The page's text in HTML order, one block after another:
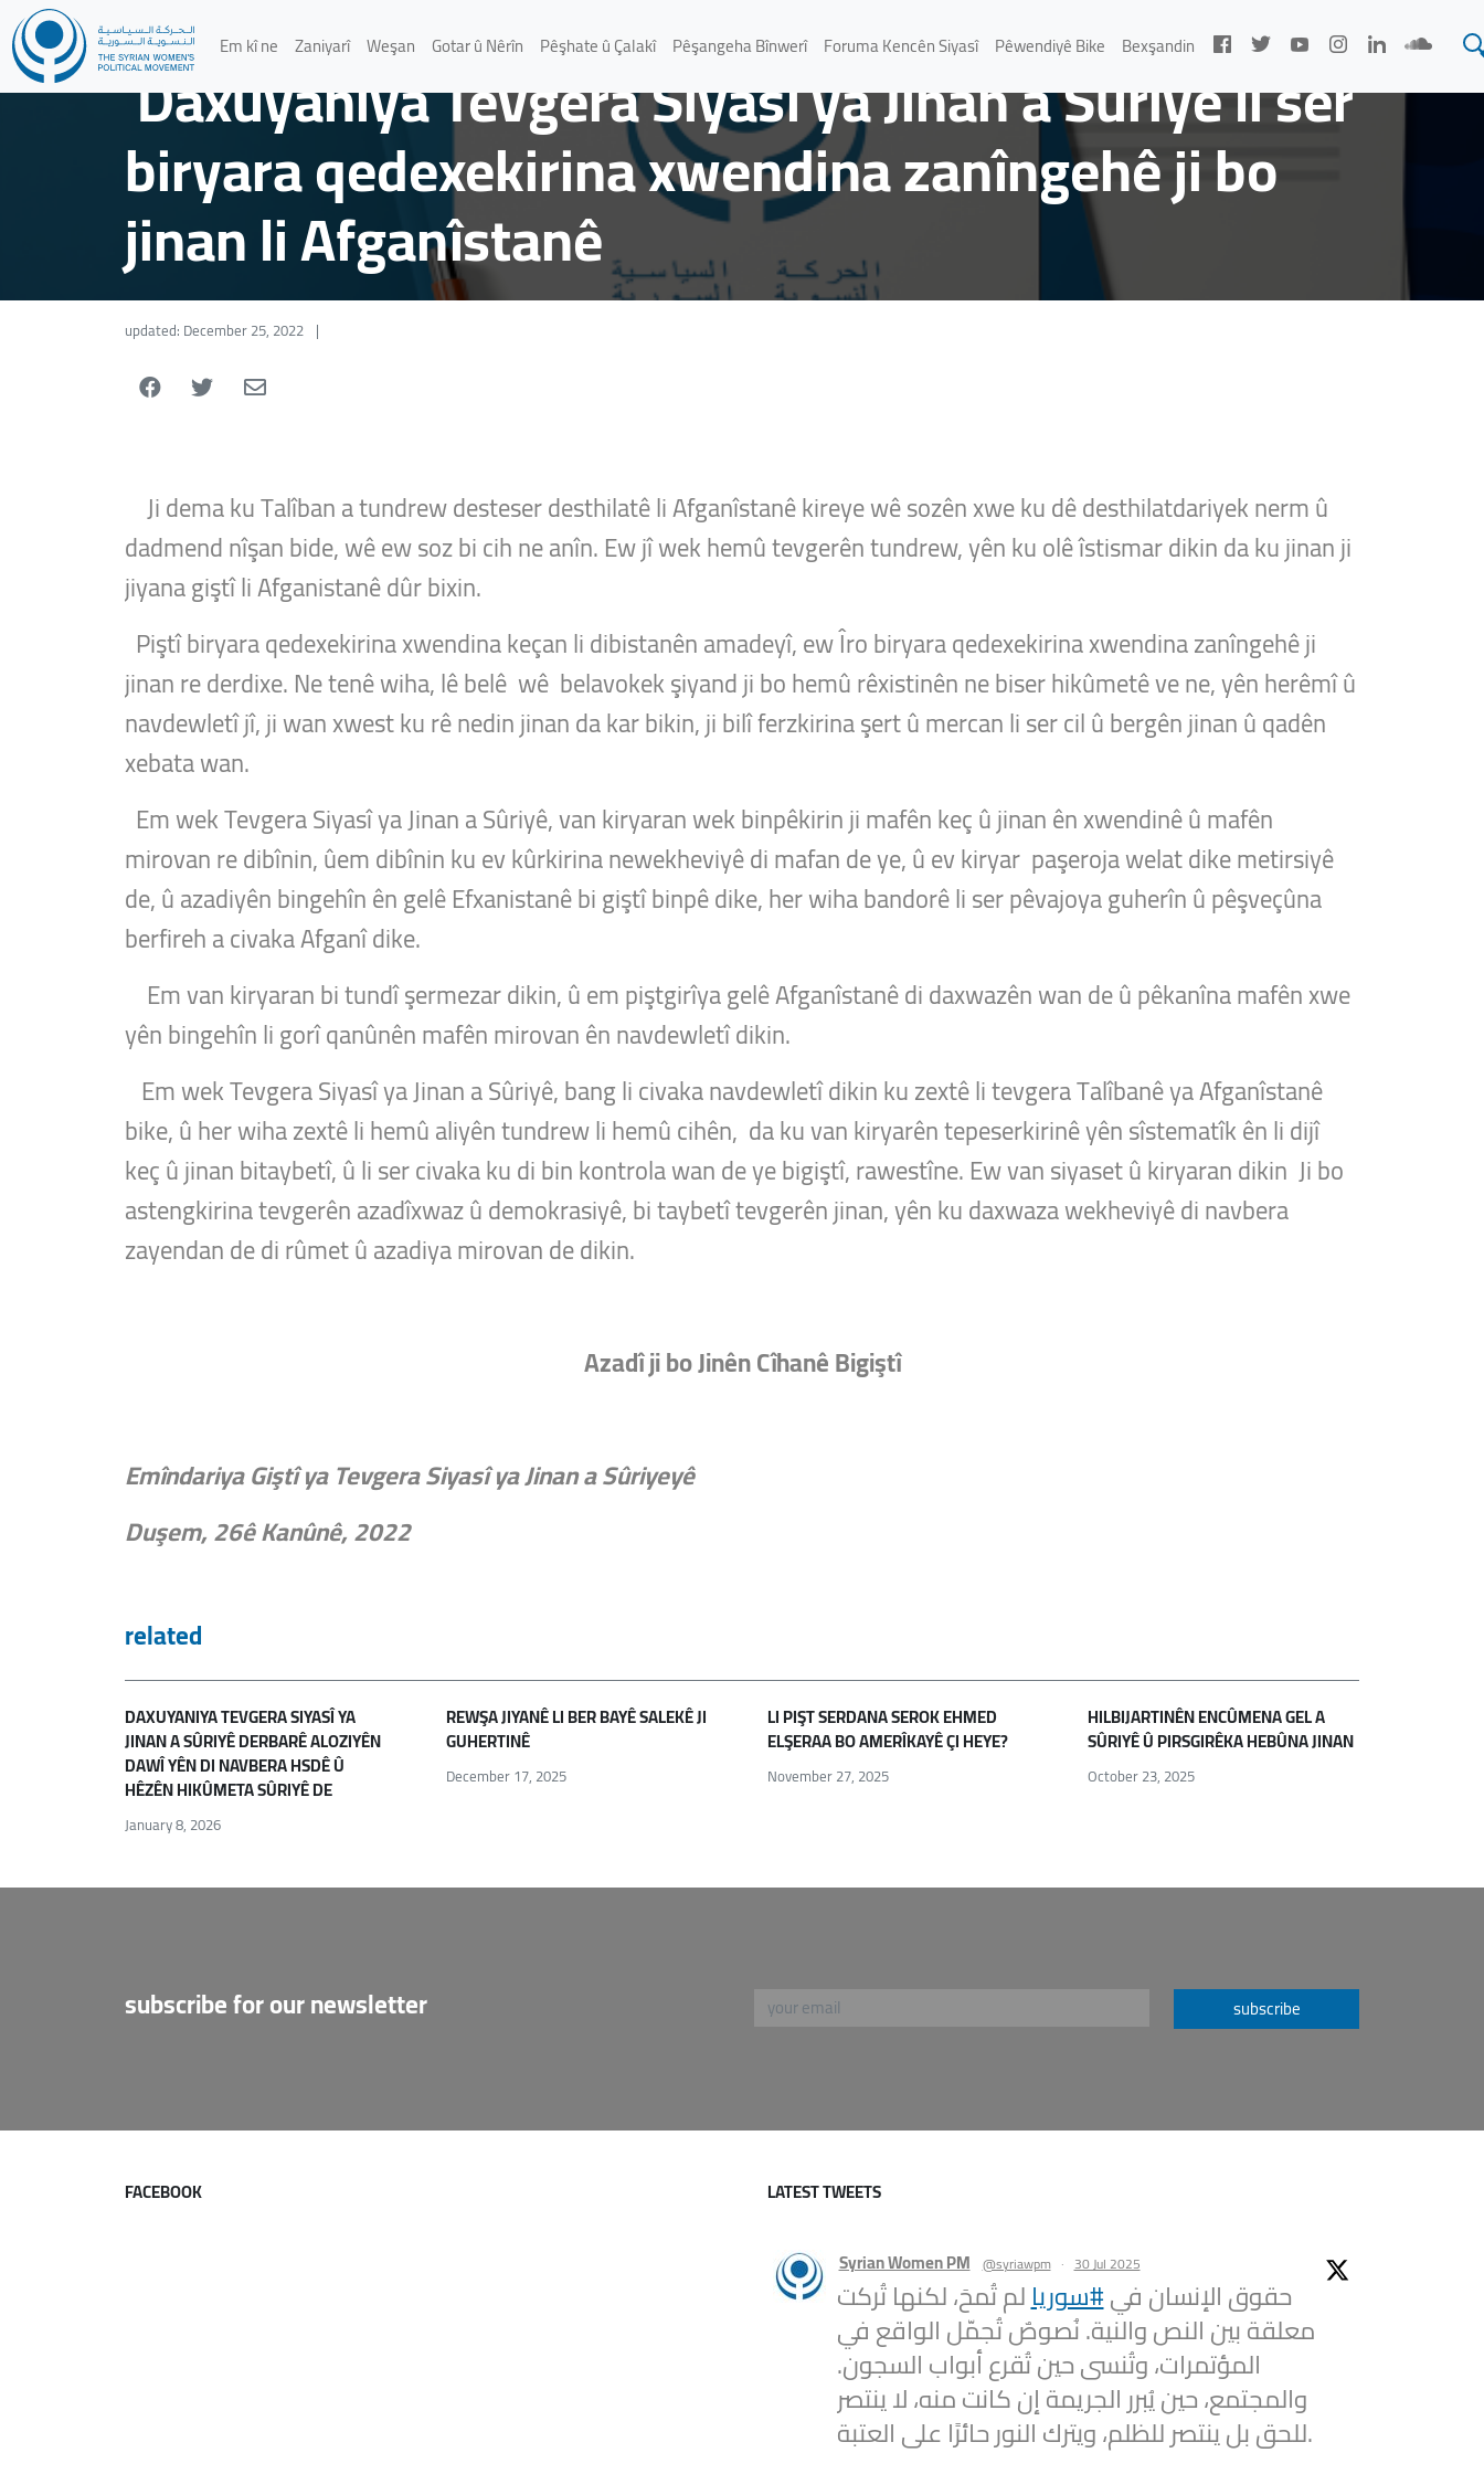
Em kî ne Zaniyarî Weşan Gotar û Nêrîn Pêşhate û Çalakî Pêşangeha Bînwerî Foruma Kencên Siyasî Pêwendiyê Bike Bexşandin
statements / Daxuyaniyên Siyasî
Daxuyaniya Tevgera Siyasî ya Jinan a Sûriyê li ser
biryara qedexekirina xwendina zanîngehê ji bo
jinan li Afganîstanê
updated: December 25, 2022 |
Ji dema ku Talîban a tundrew desteser desthilatê li Afganîstanê kireye wê sozên xwe ku dê desthilatdariyek nerm û
dadmend nîşan bide, wê ew soz bi cih ne anîn. Ew jî wek hemû tevgerên tundrew, yên ku olê îstismar dikin da ku jinan ji
jiyana giştî li Afganistanê dûr bixin.
Piştî biryara qedexekirina xwendina keçan li dibistanên amadeyî, ew Îro biryara qedexekirina xwendina zanîngehê ji
jinan re derdixe. Ne tenê wiha, lê belê wê belavokek şiyand ji bo hemû rêxistinên ne biser hikûmetê ve ne, yên herêmî û
navdewletî jî, ji wan xwest ku rê nedin jinan da kar bikin, ji bilî ferzkirina şert û mercan li ser cil û bergên jinan û qadên
xebata wan.
Em wek Tevgera Siyasî ya Jinan a Sûriyê, van kiryaran wek binpêkirin ji mafên keç û jinan ên xwendinê û mafên
mirovan re dibînin, ûem dibînin ku ev kûrkirina newekheviyê di mafan de ye, û ev kiryar paşeroja welat dike metirsiyê
de, û azadiyên bingehîn ên gelê Efxanistanê bi giştî binpê dike, her wiha bandorê li ser pêvajoya guherîn û pêşveçûna
berfireh a civaka Afganî dike.
Em van kiryaran bi tundî şermezar dikin, û em piştgirîya gelê Afganîstanê di daxwazên wan de û pêkanîna mafên xwe
yên bingehîn li gorî qanûnên mafên mirovan ên navdewletî dikin.
Em wek Tevgera Siyasî ya Jinan a Sûriyê, bang li civaka navdewletî dikin ku zextê li tevgera Talîbanê ya Afganîstanê
bike, û her wiha zextê li hemû aliyên tundrew li hemû cihên, da ku van kiryarên tepeserkirinê yên sîstematîk ên li dijî
keç û jinan bitaybetî, û li ser civaka ku di bin kontrola wan de ye bigiştî, rawestîne. Ew van siyaset û kiryaran dikin Ji bo
astengkirina tevgerên azadîxwaz û demokrasiyê, bi taybetî tevgerên jinan, yên ku daxwaza wekheviyê di navbera
zayendan de di rûmet û azadiya mirovan de dikin.
Azadî ji bo Jinên Cîhanê Bigiştî
Emîndariya Giştî ya Tevgera Siyasî ya Jinan a Sûriyeyê
Duşem, 26ê Kanûnê, 2022
related
DAXUYANIYA TEVGERA SIYASÎ YA
JINAN A SÛRIYÊ DERBARÊ ALOZIYÊN
DAWÎ YÊN DI NAVBERA HSDÊ Û
HÊZÊN HIKÛMETA SÛRIYÊ DE
January 8, 2026
REWŞA JIYANÊ LI BER BAYÊ SALEKÊ JI
GUHERTINÊ
December 17, 2025
LI PIŞT SERDANA SEROK EHMED
ELŞERAA BO AMERÎKAYÊ ÇI HEYE?
November 27, 2025
HILBIJARTINÊN ENCÛMENA GEL A
SÛRIYÊ Û PIRSGIRÊKA HEBÛNA JINAN
October 23, 2025
subscribe for our newsletter subscribe
FACEBOOK LATEST TWEETS
Syrian Women PM @syriawpm · 30 Jul 2025
حقوق الإنسان في#سوريالم تُمحَ، لكنها تُركت
معلقة بين النص والنية. نُصوصٌ تُجمّل الواقع في
المؤتمرات، وتُنسى حين تُقرع أبواب السجون.
والمجتمع، حين يُبرر الجريمة إن كانت منه، لا ينتصر
للحق بل ينتصر للظلم، ويترك النور حائرًا على العتبة.